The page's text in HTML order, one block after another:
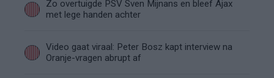
Zo overtuigde PSV Sven Mijnans en bleef Ajax
met lege handen achter
Video gaat viraal: Peter Bosz kapt interview na
Oranje-vragen abrupt af